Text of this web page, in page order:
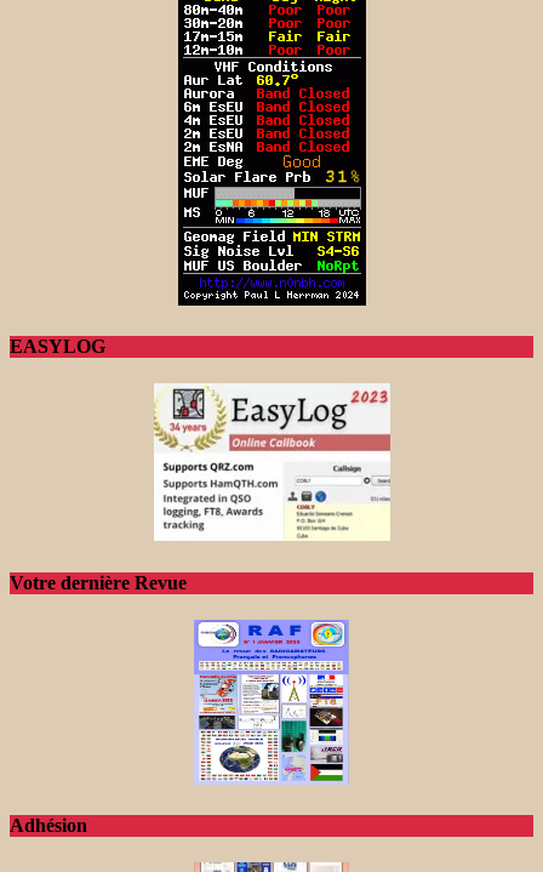
EASYLOG
Votre dernière Revue
Adhésion